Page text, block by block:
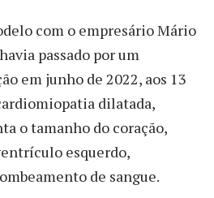
com o empresário Mário
passado por um
em junho de 2022, aos 13
dilatada,
o tamanho do coração,
esquerdo,
de sangue.